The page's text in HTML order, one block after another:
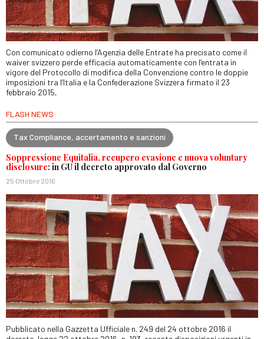
Con comunicato odierno l’Agenzia delle Entrate ha precisato come il
waiver svizzero perde efficacia automaticamente con l’entrata in
vigore del Protocollo di modifica della Convenzione contro le doppie
imposizioni tra l’Italia e la Confederazione Svizzera firmato il 23
febbraio 2015,
FLASH NEWS
Tax Compliance, accertamento e sanzioni
Soppressione Equitalia, recupero evasione e nuova voluntary
disclosure: in GU il decreto approvato dal Governo
25 Ottobre 2016
Pubblicato nella Gazzetta Ufficiale n. 249 del 24 ottobre 2016 il